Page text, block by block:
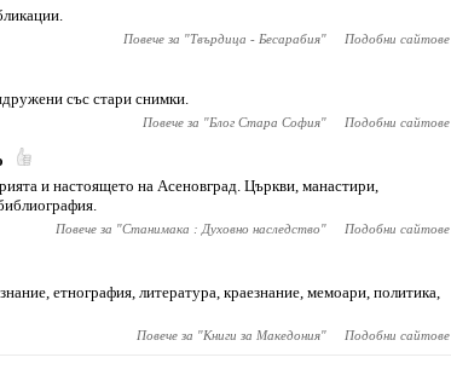
Повече за "Твърдица - Бесарабия" Подобни сайтове
със стари снимки.
Повече за "Блог Стара София" Подобни сайтове
и настоящето на Асеновград. Църкви, манастири,
Повече за "Станимака : Духовно наследство" Подобни сайтове
етнография, литература, краезнание, мемоари, политика,
Повече за "Книги за Македония" Подобни сайтове